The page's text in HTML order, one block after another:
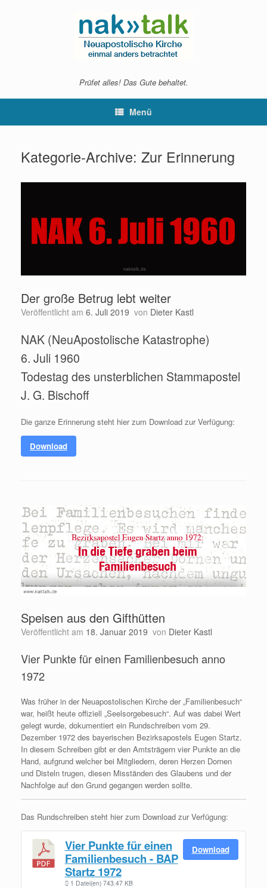
Prüfet alles! Das Gute behaltet.
Menü
Kategorie-Archive: Zur Erinnerung
Der große Betrug lebt weiter
Veröffentlicht am 6. Juli 2019 von Dieter Kastl
NAK (NeuApostolische Katastrophe)
6. Juli 1960
Todestag des unsterblichen Stammapostel
J. G. Bischoff
Die ganze Erinnerung steht hier zum Download zur Verfügung:
Download
Speisen aus den Gifthütten
Veröffentlicht am 18. Januar 2019 von Dieter Kastl
Vier Punkte für einen Familienbesuch anno
1972
Was früher in der Neuapostolischen Kirche der „Familienbesuch“
war, heißt heute offiziell „Seelsorgebesuch“. Auf was dabei Wert
gelegt wurde, dokumentiert ein Rundschreiben vom 29.
Dezember 1972 des bayerischen Bezirksapostels Eugen Startz.
In diesem Schreiben gibt er den Amtsträgern vier Punkte an die
Hand, aufgrund welcher bei Mitgliedern, deren Herzen Dornen
und Disteln trugen, diesen Misständen des Glaubens und der
Nachfolge auf den Grund gegangen werden sollte.
Das Rundschreiben steht hier zum Download zur Verfügung:
Vier Punkte für einen
Familienbesuch - BAP
Startz 1972
1 Datei(en) 743.47 KB
Download